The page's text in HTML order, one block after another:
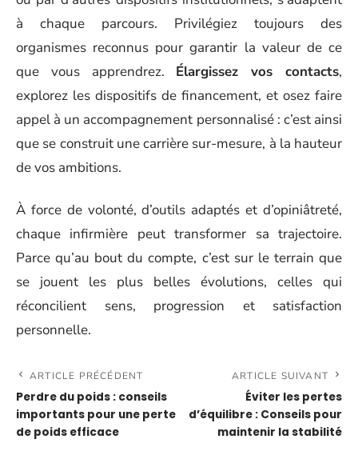
à chaque parcours. Privilégiez toujours des
organismes reconnus pour garantir la valeur de ce
que vous apprendrez. Élargissez vos contacts,
explorez les dispositifs de financement, et osez faire
appel à un accompagnement personnalisé : c’est ainsi
que se construit une carrière sur-mesure, à la hauteur
de vos ambitions.
À force de volonté, d’outils adaptés et d’opiniâtreté,
chaque infirmière peut transformer sa trajectoire.
Parce qu’au bout du compte, c’est sur le terrain que
se jouent les plus belles évolutions, celles qui
réconcilient sens, progression et satisfaction
personnelle.
ARTICLE PRÉCÉDENT
Perdre du poids : conseils
importants pour une perte
de poids efficace
ARTICLE SUIVANT
Éviter les pertes
d’équilibre : Conseils pour
maintenir la stabilité